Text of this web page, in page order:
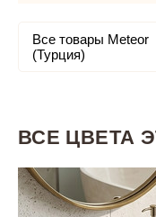
Все товары Meteor
(Турция)
ВСЕ ЦВЕТА